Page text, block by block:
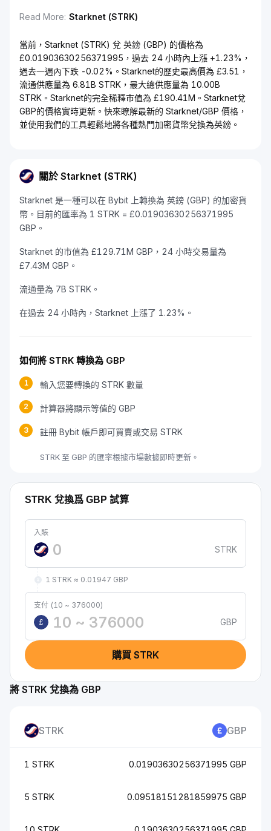
Read More: Starknet (STRK)
當前，Starknet (STRK) 兌 英鎊 (GBP) 的價格為
£0.01903630256371995，過去 24 小時內上漲 +1.23%，
過去一週內下跌 -0.02%。Starknet的歷史最高價為 £3.51，
流通供應量為 6.81B STRK，最大總供應量為 10.00B
STRK。Starknet的完全稀釋市值為 £190.41M。Starknet兌
GBP的價格實時更新。快來瞭解最新的 Starknet/GBP 價格，
並使用我們的工具輕鬆地將各種熱門加密貨幣兌換為英鎊。
關於 Starknet (STRK)
Starknet 是一種可以在 Bybit 上轉換為 英鎊 (GBP) 的加密貨
幣。目前的匯率為 1 STRK = £0.01903630256371995
GBP。
Starknet 的市值為 £129.71M GBP，24 小時交易量為
£7.43M GBP。
流通量為 7B STRK。
在過去 24 小時內，Starknet 上漲了 1.23%。
如何將 STRK 轉換為 GBP
1 輸入您要轉換的 STRK 數量
2 計算器將顯示等值的 GBP
3 註冊 Bybit 帳戶即可買賣或交易 STRK
STRK 至 GBP 的匯率根據市場數據即時更新。
STRK 兌換爲 GBP 試算
入賬
STRK
1 STRK ≈ 0.01947 GBP
支付 (10 ~ 376000)
£
GBP
購買 STRK
將 STRK 兌換為 GBP
STRK GBP
1 STRK 0.01903630256371995 GBP
5 STRK 0.09518151281859975 GBP